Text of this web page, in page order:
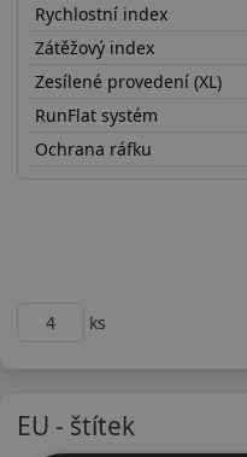
Rychlostní index
Zátěžový index
Zesílené provedení (XL)
RunFlat systém
Ochrana ráfku
ks
EU - štítek